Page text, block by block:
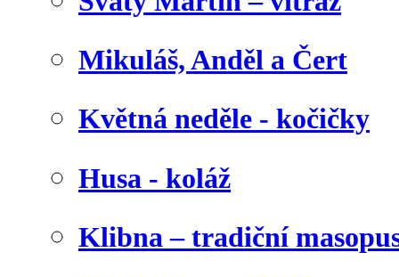
Mikuláš, Anděl a Čert
Květná neděle - kočičky
Husa - koláž
Klibna – tradiční